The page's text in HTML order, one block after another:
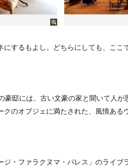
するもよし。どちらにしても、ここ
豪邸には、古い文豪の家と聞いて人が
のオブジェに満たされた、風情ある
・ファラクヌマ・パレス」のライブ